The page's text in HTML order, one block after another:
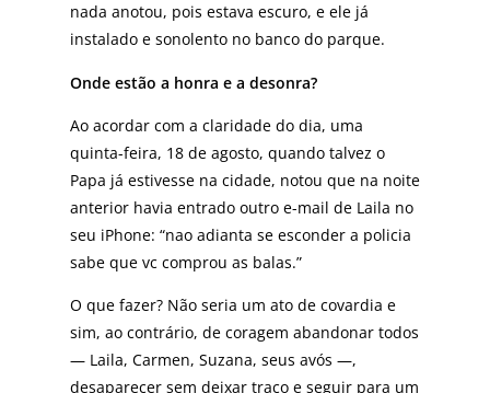
nada anotou, pois estava escuro, e ele já
instalado e sonolento no banco do parque.
Onde estão a honra e a desonra?
Ao acordar com a claridade do dia, uma
quinta-feira, 18 de agosto, quando talvez o
Papa já estivesse na cidade, notou que na noite
anterior havia entrado outro e-mail de Laila no
seu iPhone: “nao adianta se esconder a policia
sabe que vc comprou as balas.”
O que fazer? Não seria um ato de covardia e
sim, ao contrário, de coragem abandonar todos
— Laila, Carmen, Suzana, seus avós —,
desaparecer sem deixar traço e seguir para um